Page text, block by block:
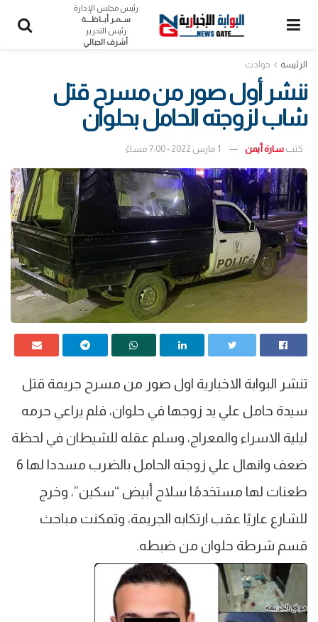
رئيس مجلس الإدارة
ســمـر أبــاظــــة
رئيس التحرير
أشرف الجبالي
الرئيسة حوادث
ننشر أول صور من مسرح قتل
شاب لزوجته الحامل بحلوان
كتب سارة أيمن 1 مارس 2022 - 7:00 مساءً
تنشر البوابة الاخبارية اول صور من مسرح جريمة قتل
سيدة حامل علي يد زوجها في حلوان، فلم يراعي حرمه
ليلية الاسراء والمعراج، وسلم عقله للشيطان في لحظة
ضعف وانهال علي زوجته الحامل بالضرب مسددا لها 6
طعنات لها مستخدمًا سلاح أبيض “سكين”، وخرج
للشارع عاريًا عقب ارتكابه الجريمة، وتمكنت مباحث
قسم شرطة حلوان من ضبطه.